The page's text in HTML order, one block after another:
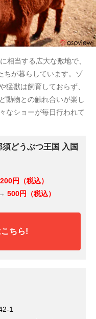
相当する広大な敷地で、
が暮らしています。 ゾ
猛獣は飼育しておらず、
動物との触れ合いが楽し
なショーが毎日行われて
須どうぶつ王国 入国
円（税込）
500円（税込）
ちら!
1